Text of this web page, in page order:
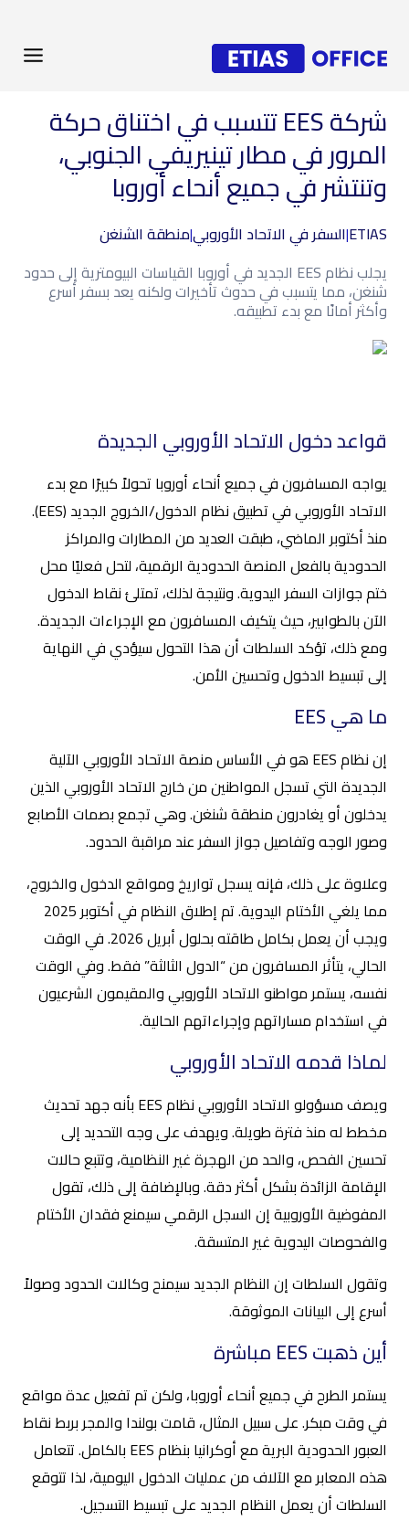
شركة EES تتسبب في اختناق حركة
المرور في مطار تينيريفي الجنوبي،
وتنتشر في جميع أنحاء أوروبا
ETIAS
|السفر في الاتحاد الأوروبي|منطقة الشنغن
يجلب نظام EES الجديد في أوروبا القياسات البيومترية إلى حدود
شنغن، مما يتسبب في حدوث تأخيرات ولكنه يعد بسفر أسرع
وأكثر أمانًا مع بدء تطبيقه.
قواعد دخول الاتحاد الأوروبي الجديدة
يواجه المسافرون في جميع أنحاء أوروبا تحولاً كبيرًا مع بدء
الاتحاد الأوروبي في تطبيق نظام الدخول/الخروج الجديد (EES).
منذ أكتوبر الماضي، طبقت العديد من المطارات والمراكز
الحدودية بالفعل المنصة الحدودية الرقمية، لتحل فعليًا محل
ختم جوازات السفر اليدوية. ونتيجة لذلك، تمتلئ نقاط الدخول
الآن بالطوابير، حيث يتكيف المسافرون مع الإجراءات الجديدة.
ومع ذلك، تؤكد السلطات أن هذا التحول سيؤدي في النهاية
إلى تبسيط الدخول وتحسين الأمن.
ما هي EES
إن نظام EES هو في الأساس منصة الاتحاد الأوروبي الآلية
الجديدة التي تسجل المواطنين من خارج الاتحاد الأوروبي الذين
يدخلون أو يغادرون منطقة شنغن. وهي تجمع بصمات الأصابع
وصور الوجه وتفاصيل جواز السفر عند مراقبة الحدود.
وعلاوة على ذلك، فإنه يسجل تواريخ ومواقع الدخول والخروج،
مما يلغي الأختام اليدوية. تم إطلاق النظام في أكتوبر 2025
ويجب أن يعمل بكامل طاقته بحلول أبريل 2026. في الوقت
الحالي، يتأثر المسافرون من “الدول الثالثة” فقط. وفي الوقت
نفسه، يستمر مواطنو الاتحاد الأوروبي والمقيمون الشرعيون
في استخدام مساراتهم وإجراءاتهم الحالية.
لماذا قدمه الاتحاد الأوروبي
ويصف مسؤولو الاتحاد الأوروبي نظام EES بأنه جهد تحديث
مخطط له منذ فترة طويلة. ويهدف على وجه التحديد إلى
تحسين الفحص، والحد من الهجرة غير النظامية، وتتبع حالات
الإقامة الزائدة بشكل أكثر دقة. وبالإضافة إلى ذلك، تقول
المفوضية الأوروبية إن السجل الرقمي سيمنع فقدان الأختام
والفحوصات اليدوية غير المتسقة.
وتقول السلطات إن النظام الجديد سيمنح وكالات الحدود وصولاً
أسرع إلى البيانات الموثوقة.
أين ذهبت EES مباشرة
يستمر الطرح في جميع أنحاء أوروبا، ولكن تم تفعيل عدة مواقع
في وقت مبكر. على سبيل المثال، قامت بولندا والمجر بربط نقاط
العبور الحدودية البرية مع أوكرانيا بنظام EES بالكامل. تتعامل
هذه المعابر مع الآلاف من عمليات الدخول اليومية، لذا تتوقع
السلطات أن يعمل النظام الجديد على تبسيط التسجيل.